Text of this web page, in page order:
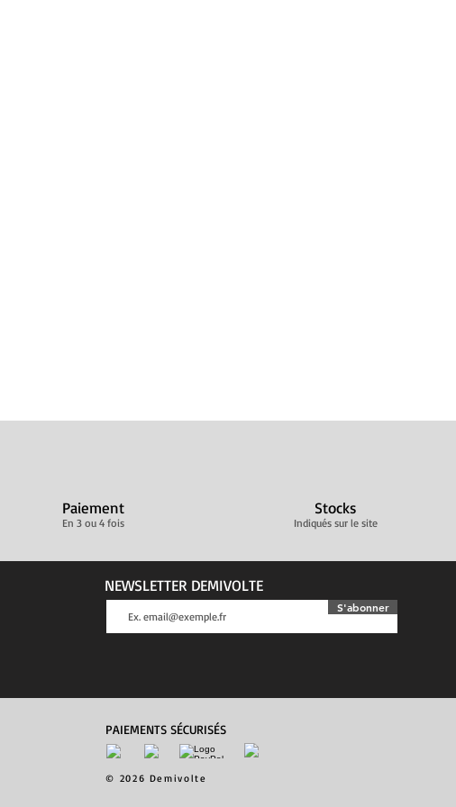
Paiement
En 3 ou 4 fois
Stocks
Indiqués sur le site
NEWSLETTER DEMIVOLTE
S'abonner
PAIEMENTS SÉCURISÉS
© 2026 Demivolte